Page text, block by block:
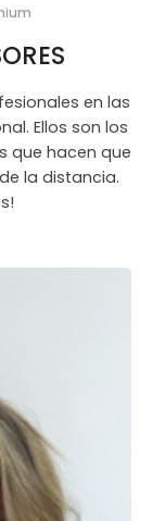
en las
Ellos son los
que hacen que
la distancia.